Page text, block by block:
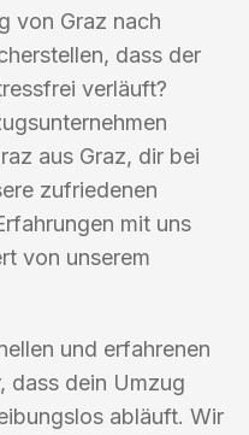
von Graz nach
dass der
verläuft?
aus Graz, dir bei
zufriedenen
mit uns
von unserem
und erfahrenen
dass dein Umzug
abläuft. Wir